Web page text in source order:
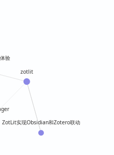
ZotLit实现Obsidian和Zotero联动
验
zotlit